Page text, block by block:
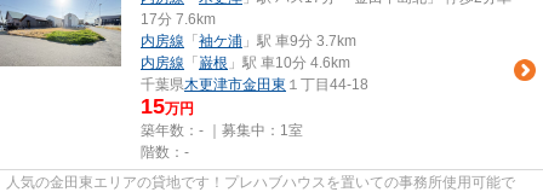
17分 7.6km
内房線 「 袖ケ浦 」駅 車9分 3.7km
内房線 「 巌根 」駅 車10分 4.6km
千葉県木更津市金田東 １丁目44-18
15万円
築年数：- ｜募集中： 1室
階数：-
人気の金田東エリアの貸地です！プレハブハウスを置いての事務所使用可能で